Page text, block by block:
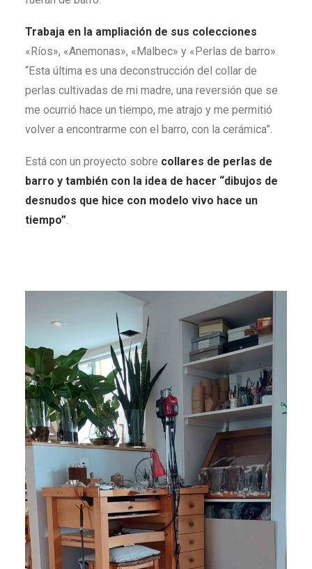
Trabaja en la ampliación de sus colecciones
«Ríos», «Anemonas», «Malbec» y «Perlas de barro».
“Esta última es una deconstrucción del collar de
perlas cultivadas de mi madre, una reversión que se
me ocurrió hace un tiempo, me atrajo y me permitió
volver a encontrarme con el barro, con la cerámica”.
Está con un proyecto sobre collares de perlas de
barro y también con la idea de hacer “dibujos de
desnudos que hice con modelo vivo hace un
tiempo”.